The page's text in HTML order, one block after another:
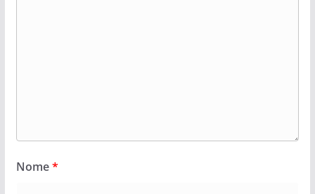
Nome*